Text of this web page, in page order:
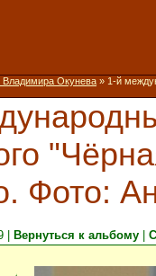
Владимира Окунева » 1-й
Фото:
| Вернуться к альбому